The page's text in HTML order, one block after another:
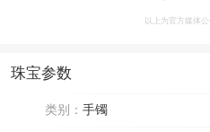
以上为官方媒体
珠宝参数
类别： 手镯